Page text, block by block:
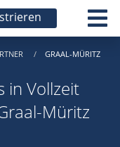
GRAAL-MÜRITZ
in Vollzeit
Müritz